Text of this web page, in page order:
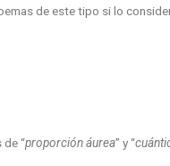
de este tipo si lo
“proporción áurea” y “